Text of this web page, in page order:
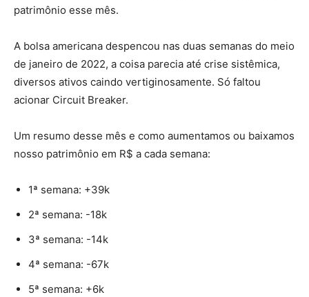
patrimônio esse mês.
A bolsa americana despencou nas duas semanas do meio
de janeiro de 2022, a coisa parecia até crise sistêmica,
diversos ativos caindo vertiginosamente. Só faltou
acionar Circuit Breaker.
Um resumo desse mês e como aumentamos ou baixamos
nosso patrimônio em R$ a cada semana:
1ª semana: +39k
2ª semana: -18k
3ª semana: -14k
4ª semana: -67k
5ª semana: +6k